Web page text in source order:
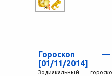
Гороскоп
[01/11/2014]
Зодиакальный